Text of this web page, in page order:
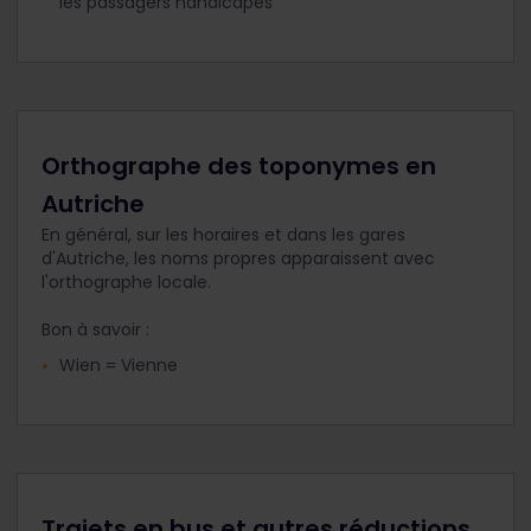
Orthographe des toponymes en
Autriche
En général, sur les horaires et dans les gares
d'Autriche, les noms propres apparaissent avec
l'orthographe locale.
Bon à savoir :
Wien = Vienne